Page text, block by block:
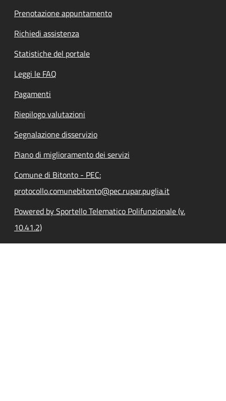
Prenotazione appuntamento
Richiedi assistenza
Statistiche del portale
Leggi le FAQ
Pagamenti
Riepilogo valutazioni
Segnalazione disservizio
Piano di miglioramento dei servizi
Comune di Bitonto - PEC:
protocollo.comunebitonto@pec.rupar.puglia.it
Powered by Sportello Telematico Polifunzionale (v.
10.41.2)